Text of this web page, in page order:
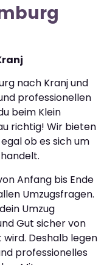
nach Kranj und
professionellen
beim Klein
richtig! Wir bieten
ob es sich um
Anfang bis Ende
Umzugsfragen.
Umzug
Gut sicher von
Deshalb legen
professionelles